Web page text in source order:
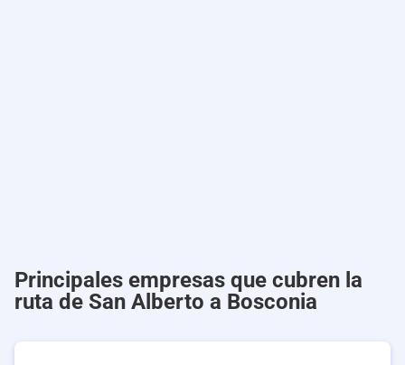
Principales empresas que cubren la
ruta de San Alberto a Bosconia